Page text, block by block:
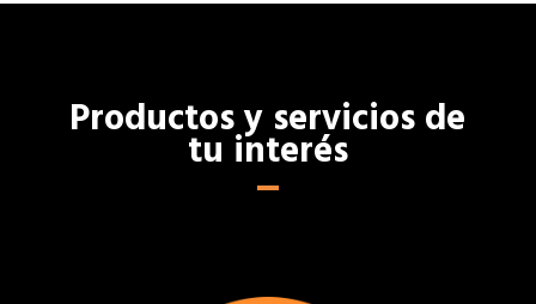
Productos y servicios de
tu interés